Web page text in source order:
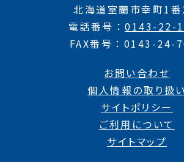
北海道室蘭市幸町1
電話番号
0143-22-
FAX番号
0143-24-
お問い合わせ
個人情報の取り扱い
サイトポリシー
ご利用について
サイトマップ